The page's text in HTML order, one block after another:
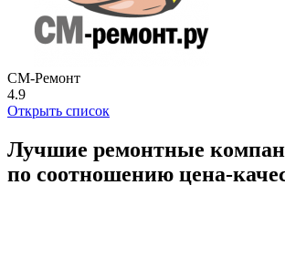
СМ-Ремонт
4.9
Открыть список
Лучшие ремонтные
по соотношению цена-